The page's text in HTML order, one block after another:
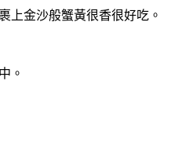
上金沙般蟹黃很香很好吃。
。